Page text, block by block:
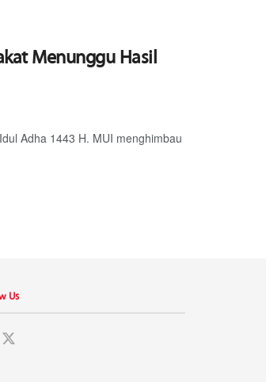
Menunggu Hasil
Adha 1443 H. MUI menghimbau
Us